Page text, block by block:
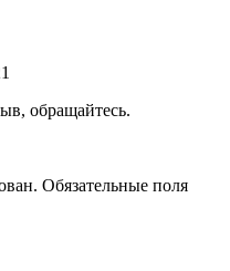
обращайтесь.
Обязательные поля